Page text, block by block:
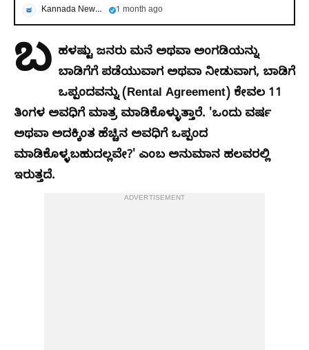
Kannada News Now 1 month ago
ಬ ಹಳಷ್ಟು ಜನರು ಮನೆ ಅಥವಾ ಅಂಗಡಿಯನ್ನು
ಬಾಡಿಗೆಗೆ ಪಡೆಯುವಾಗ ಅಥವಾ ನೀಡುವಾಗ, ಬಾಡಿಗೆ
ಒಪ್ಪಂದವನ್ನು (Rental Agreement) ಕೇವಲ 11
ತಿಂಗಳ ಅವಧಿಗೆ ಮಾತ್ರ ಮಾಡಿಕೊಳ್ಳುತ್ತಾರೆ. 'ಒಂದು ವರ್ಷ
ಅಥವಾ ಅದಕ್ಕಿಂತ ಹೆಚ್ಚಿನ ಅವಧಿಗೆ ಒಪ್ಪಂದ
ಮಾಡಿಕೊಳ್ಳಬಹುದಲ್ಲವೇ?' ಎಂಬ ಅನುಮಾನ ಹಲವರಲ್ಲಿ
ಇರುತ್ತದೆ.
ADVERTISEMENT